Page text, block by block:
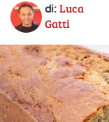
di: Luca
Gatti